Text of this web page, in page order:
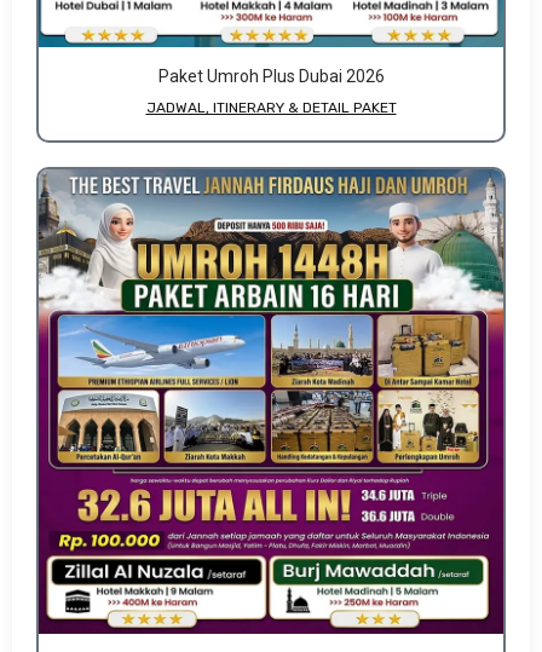
Paket Umroh Plus Dubai 2026
JADWAL, ITINERARY & DETAIL PAKET